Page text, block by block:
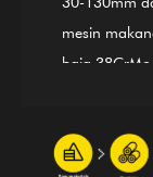
mesin
baja